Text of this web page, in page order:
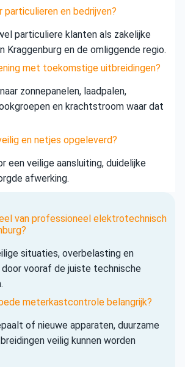
particulieren en bedrijven?
particuliere klanten als zakelijke
Kraggenburg en de omliggende regio.
met toekomstige uitbreidingen?
zonnepanelen, laadpalen,
en krachtstroom waar dat
en netjes opgeleverd?
een veilige aansluiting, duidelijke
afwerking.
van professioneel elektrotechnisch
situaties, overbelasting en
vooraf de juiste technische
meterkastcontrole belangrijk?
of nieuwe apparaten, duurzame
veilig kunnen worden